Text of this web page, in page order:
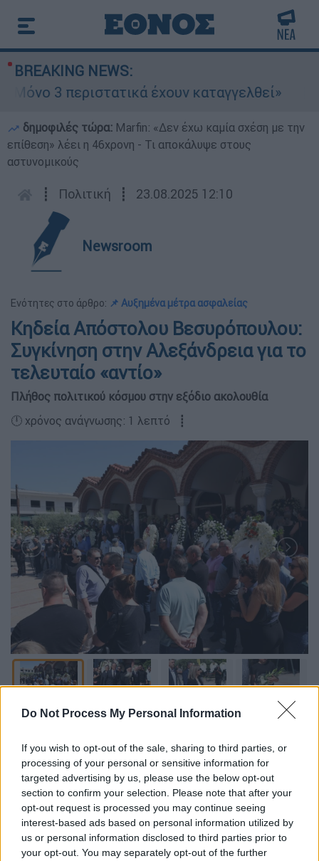
Do Not Process My Personal Information
If you wish to opt-out of the sale, sharing to third parties, or
processing of your personal or sensitive information for
targeted advertising by us, please use the below opt-out
section to confirm your selection. Please note that after your
opt-out request is processed you may continue seeing
interest-based ads based on personal information utilized by
us or personal information disclosed to third parties prior to
your opt-out. You may separately opt-out of the further
BREAKING NEWS:
3 περιστατικά έχουν καταγγελθεί»
δημοφιλές τώρα: Marfin: «Δεν έχω καμία σχέση με την
επίθεση» λέει η 46χρονη - Τι αποκάλυψε στους
αστυνομικούς
┋ Πολιτική ┋ 23.08.2025 12:10
Newsroom
Ενότητες στο άρθρο: 📌 Αυξημένα μέτρα ασφαλείας
Κηδεία Απόστολου Βεσυρόπουλου:
Συγκίνηση στην Αλεξάνδρεια για το
τελευταίο «αντίο»
Πλήθος πολιτικού κόσμου στην εξόδιο ακολουθία
🕛 χρόνος ανάγνωσης: 1 λεπτό ┋
Προσθέστε το ΕΘΝΟΣ στη Google
Βαριά ατμόσφαιρα και βαθιά συγκίνηση
επικρατούν από το πρωί του Σαββάτου (23
Αυγούστου)στον Ιερό Ναό Κοιμήσεως της
ΘεοτόκουστηνΑλεξάνδρεια Ημαθίας, όπου
τελείται η εξόδιος ακολουθία του
Απόστολου Βεσυρόπουλου.